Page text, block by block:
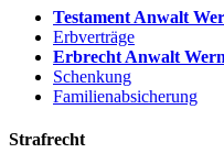
Testament Anwalt
Erbverträge
Erbrecht Anwalt
Schenkung
Familienabsicherung
Strafrecht